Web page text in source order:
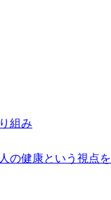
組み
の健康という視点を